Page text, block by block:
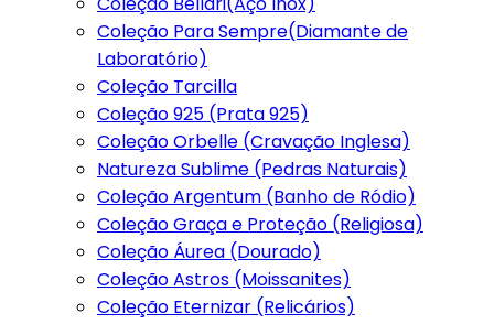
Coleção Para Sempre(Diamante de
Laboratório)
Coleção Tarcilla
Coleção 925 (Prata 925)
Coleção Orbelle (Cravação Inglesa)
Natureza Sublime (Pedras Naturais)
Coleção Argentum (Banho de Ródio)
Coleção Graça e Proteção (Religiosa)
Coleção Áurea (Dourado)
Coleção Astros (Moissanites)
Coleção Eternizar (Relicários)